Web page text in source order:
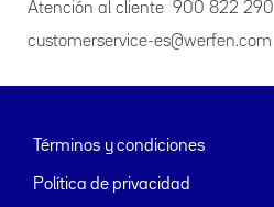
Atención al cliente 900 822 290
customerservice-es@werfen.com
Términos y condiciones
Política de privacidad